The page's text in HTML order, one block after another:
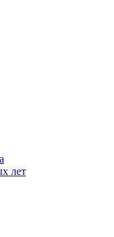
лет